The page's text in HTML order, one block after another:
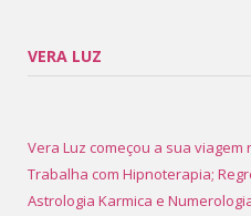
VERA LUZ
Vera Luz começou a sua
Trabalha com Hipnoterapia;
Astrologia Karmica e